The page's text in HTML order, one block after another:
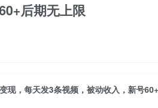
后期无上限
现，每天发3条视频，被动收入，新号